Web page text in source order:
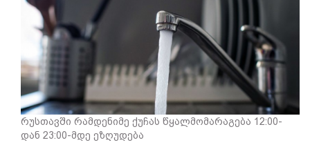
რუსთავში რამდენიმე ქუჩას წყალმომარაგება 12:00-
დან 23:00-მდე ეზღუდება